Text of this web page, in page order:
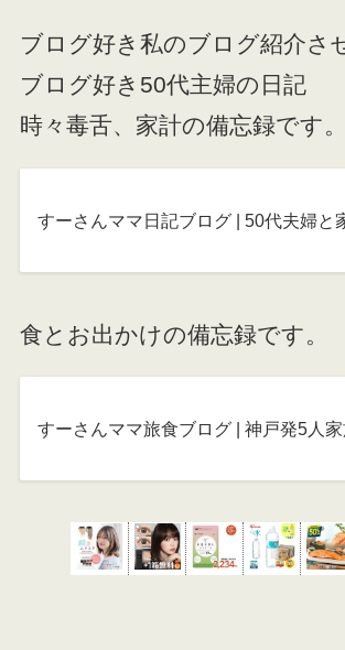
ブログ好き私のブログ紹介さ
ブログ好き50代主婦の日記
時々毒舌、家計の備忘録です。
すーさんママ日記ブログ | 50代夫婦と
食とお出かけの備忘録です。
すーさんママ旅食ブログ | 神戸発5人